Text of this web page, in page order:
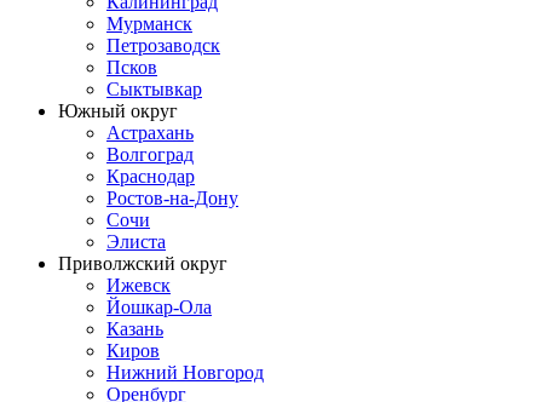
Мурманск
Петрозаводск
Псков
Сыктывкар
Южный округ
Астрахань
Волгоград
Краснодар
Ростов-на-Дону
Сочи
Элиста
Приволжский округ
Ижевск
Йошкар-Ола
Казань
Киров
Нижний Новгород
Оренбург